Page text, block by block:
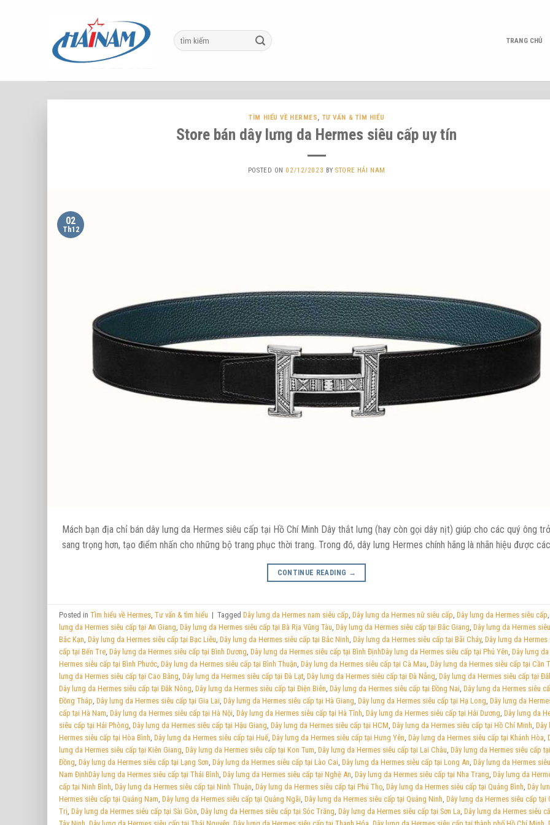
TRANG CHỦ
TÌM HIỂU VỀ HERMES, TƯ VẤN & TÌM HIỂU
Store bán dây lưng da Hermes siêu cấp uy tín
POSTED ON 02/12/2023 BYSTORE HẢI NAM
02
Th12
Mách bạn địa chỉ bán dây lưng da Hermes siêu cấp tại Hồ Chí Minh Dây thắt lưng (hay còn gọi dây nịt) giúp cho các quý ông
sang trọng hơn, tạo điểm nhấn cho những bộ trang phục thời trang. Trong đó, dây lưng Hermes chính hãng là nhãn hiệu được
CONTINUE READING →
Posted inTìm hiểu về Hermes ,Tư vấn & tìm hiểu | TaggedDây lưng da Hermes nam siêu cấp ,Dây lưng da Hermes nữ siêu cấp ,Dây lưng da Hermes siêu cấp
lưng da Hermes siêu cấp tại An Giang ,Dây lưng da Hermes siêu cấp tại Bà Rịa Vũng Tàu ,Dây lưng da Hermes siêu cấp tại Bắc Giang ,Dây lưng da Hermes
Bắc Kạn ,Dây lưng da Hermes siêu cấp tại Bạc Liêu ,Dây lưng da Hermes siêu cấp tại Bắc Ninh ,Dây lưng da Hermes siêu cấp tại Bãi Cháy,Dây lưng da Hermes
cấp tại Bến Tre ,Dây lưng da Hermes siêu cấp tại Bình Dương ,Dây lưng da Hermes siêu cấp tại Bình ĐịnhDây lưng da Hermes siêu cấp tại Phú Yên ,Dây lưng da
Hermes siêu cấp tại Bình Phước ,Dây lưng da Hermes siêu cấp tại Bình Thuận ,Dây lưng da Hermes siêu cấp tại Cà Mau ,Dây lưng da Hermes siêu cấp tại Cần
lưng da Hermes siêu cấp tại Cao Bằng ,Dây lưng da Hermes siêu cấp tại Đà Lạt ,Dây lưng da Hermes siêu cấp tại Đà Nẵng ,Dây lưng da Hermes siêu cấp tại
Dây lưng da Hermes siêu cấp tại Đắk Nông ,Dây lưng da Hermes siêu cấp tại Điện Biên ,Dây lưng da Hermes siêu cấp tại Đồng Nai ,Dây lưng da Hermes siêu
Đồng Tháp ,Dây lưng da Hermes siêu cấp tại Gia Lai ,Dây lưng da Hermes siêu cấp tại Hà Giang ,Dây lưng da Hermes siêu cấp tại Hạ Long ,Dây lưng da
cấp tại Hà Nam ,Dây lưng da Hermes siêu cấp tại Hà Nội ,Dây lưng da Hermes siêu cấp tại Hà Tĩnh ,Dây lưng da Hermes siêu cấp tại Hải Dương ,Dây lưng da
siêu cấp tại Hải Phòng ,Dây lưng da Hermes siêu cấp tại Hậu Giang ,Dây lưng da Hermes siêu cấp tại HCM ,Dây lưng da Hermes siêu cấp tại Hồ Chí Minh ,Dây
Hermes siêu cấp tại Hòa Bình ,Dây lưng da Hermes siêu cấp tại Huế ,Dây lưng da Hermes siêu cấp tại Hưng Yên ,Dây lưng da Hermes siêu cấp tại Khánh Hòa ,
lưng da Hermes siêu cấp tại Kiên Giang ,Dây lưng da Hermes siêu cấp tại Kon Tum ,Dây lưng da Hermes siêu cấp tại Lai Châu ,Dây lưng da Hermes siêu cấp
Đồng ,Dây lưng da Hermes siêu cấp tại Lạng Sơn ,Dây lưng da Hermes siêu cấp tại Lào Cai ,Dây lưng da Hermes siêu cấp tại Long An ,Dây lưng da Hermes
Nam ĐịnhDây lưng da Hermes siêu cấp tại Thái Bình ,Dây lưng da Hermes siêu cấp tại Nghệ An ,Dây lưng da Hermes siêu cấp tại Nha Trang ,Dây lưng da
cấp tại Ninh Bình ,Dây lưng da Hermes siêu cấp tại Ninh Thuận ,Dây lưng da Hermes siêu cấp tại Phú Thọ ,Dây lưng da Hermes siêu cấp tại Quảng Bình ,Dây
Hermes siêu cấp tại Quảng Nam ,Dây lưng da Hermes siêu cấp tại Quảng Ngãi ,Dây lưng da Hermes siêu cấp tại Quảng Ninh ,Dây lưng da Hermes siêu cấp tại
Trị ,Dây lưng da Hermes siêu cấp tại Sài Gòn ,Dây lưng da Hermes siêu cấp tại Sóc Trăng ,Dây lưng da Hermes siêu cấp tại Sơn La ,Dây lưng da Hermes siêu